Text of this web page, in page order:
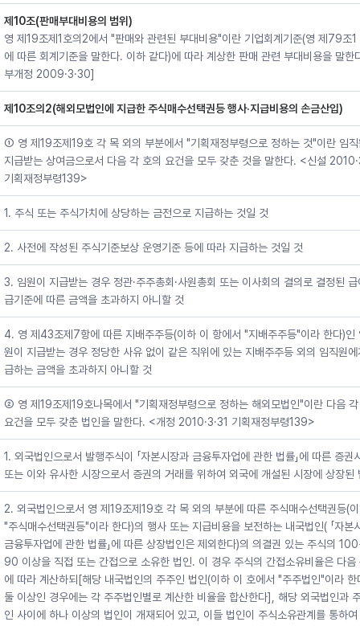
제10조(판매부대비용의 범위)
영 제19조제1호의2에서 "판매와 관련된 부대비용"이란 기업회계기준(영 제79조1
에 따른 회계기준을 말한다. 이하 같다)에 따라 계상한 판매 관련 부대비용을 말한
부개정 2009·3·30]
제10조의2(해외모법인에 지급한 주식매수선택권등 행사·지급비용의 손금산입)
① 영 제19조제19호 각 목 외의 부분에서 "기획재정부령으로 정하는 것"이란 임직
지급받는 상여금으로서 다음 각 호의 요건을 모두 갖춘 것을 말한다. <신설
기획재정부령139>
1. 주식 또는 주식가치에 상당하는 금전으로 지급하는 것일 것
2. 사전에 작성된 주식기준보상 운영기준 등에 따라 지급하는 것일 것
3. 임원이 지급받는 경우 정관·주주총회·사원총회 또는 이사회의 결의로 결정된 급
급기준에 따른 금액을 초과하지 아니할 것
4. 영 제43조제7항에 따른 지배주주등(이하 이 항에서 "지배주주등"이라 한다)인
원이 지급받는 경우 정당한 사유 없이 같은 직위에 있는 지배주주등 외의 임직원
급하는 금액을 초과하지 아니할 것
② 영 제19조제19호나목에서 "기획재정부령으로 정하는 해외모법인"이란 다음
요건을 모두 갖춘 법인을 말한다. <개정 2010·3·31 기획재정부령139>
1. 외국법인으로서 발행주식이 「자본시장과 금융투자업에 관한 법률」에 따른 증권
또는 이와 유사한 시장으로서 증권의 거래를 위하여 외국에 개설된 시장에 상장된
2. 외국법인으로서 영 제19조제19호 각 목 외의 부분에 따른 주식매수선택권등(
"주식매수선택권등"이라 한다)의 행사 또는 지급비용을 보전하는 내국법인( 「자본
금융투자업에 관한 법률」에 따른 상장법인은 제외한다)의 의결권 있는 주식의
90 이상을 직접 또는 간접으로 소유한 법인. 이 경우 주식의 간접소유비율은 다음
에 따라 계산하되[해당 내국법인의 주주인 법인(이하 이 호에서 "주주법인"이라 한
둘 이상인 경우에는 각 주주법인별로 계산한 비율을 합산한다], 해당 외국법인과
인 사이에 하나 이상의 법인이 개재되어 있고, 이들 법인이 주식소유관계를 통하